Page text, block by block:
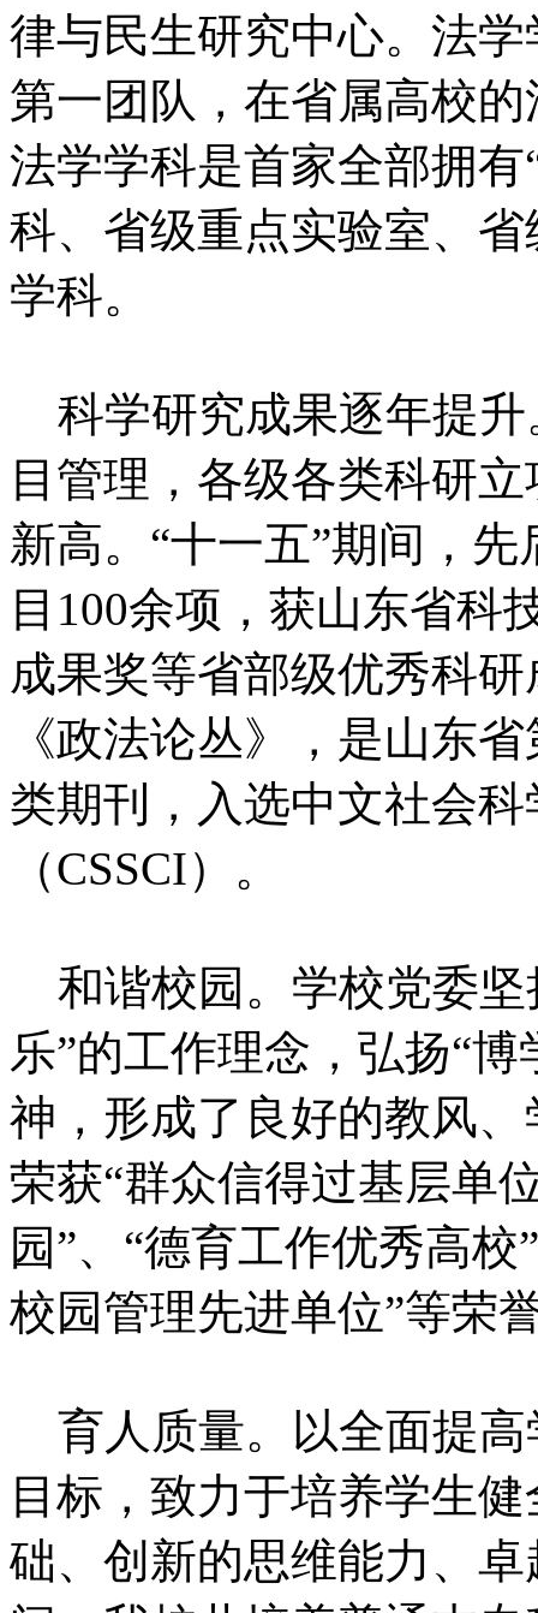
律与民生研究中心。法
第一团队，在省属高校
法学学科是首家全部拥
科、省级重点实验室、
学科。
科学研究成果逐年提升
目管理，各级各类科研
新高。“十一五”期间，
目100余项，获山东省科
成果奖等省部级优秀科
《政法论丛》，是山东
类期刊，入选中文社会
（CSSCI）。
和谐校园。学校党委坚
乐”的工作理念，弘扬“
神，形成了良好的教风
荣获“群众信得过基层单
园”、“德育工作优秀高
校园管理先进单位”等荣
育人质量。以全面提高
目标，致力于培养学生
础、创新的思维能力、